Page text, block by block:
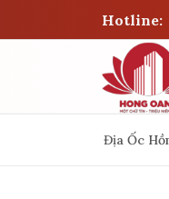
Hotline:
Địa Ốc